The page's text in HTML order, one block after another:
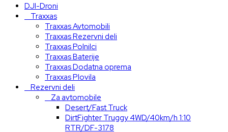
DJI-Droni
Traxxas
Traxxas Avtomobili
Traxxas Rezervni deli
Traxxas Polnilci
Traxxas Baterije
Traxxas Dodatna oprema
Traxxas Plovila
Rezervni deli
Za avtomobile
Desert/Fast Truck
DirtFighter Truggy 4WD/40km/h 1:10
RTR/DF-3178